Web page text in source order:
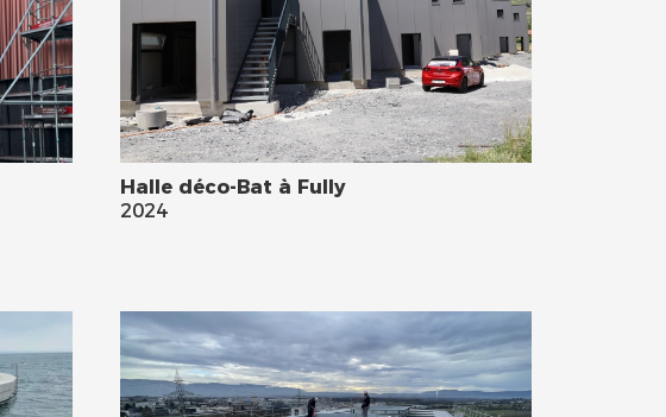
Halle déco-Bat à Fully
2024